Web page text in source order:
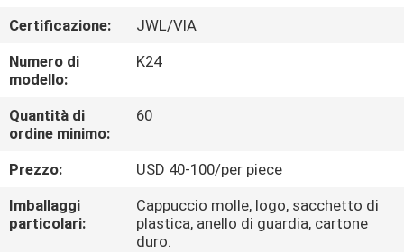
GIRO
DELLA
FABBRICA
CONTROLLO
DI
QUALITÀ
Certificazione:
JWL/VIA
Numero di
modello:
K24
Quantità di
ordine minimo:
60
Prezzo:
USD 40-100/per piece
Imballaggi
particolari:
Cappuccio molle, logo, sacchetto di
plastica, anello di guardia, cartone
duro.